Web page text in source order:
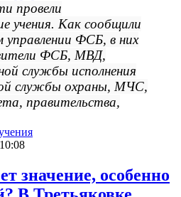
провели
учения. Как сообщили
управлении ФСБ, в них
ФСБ, МВД,
службы исполнения
службы охраны, МЧС,
правительства,
значение, особенно